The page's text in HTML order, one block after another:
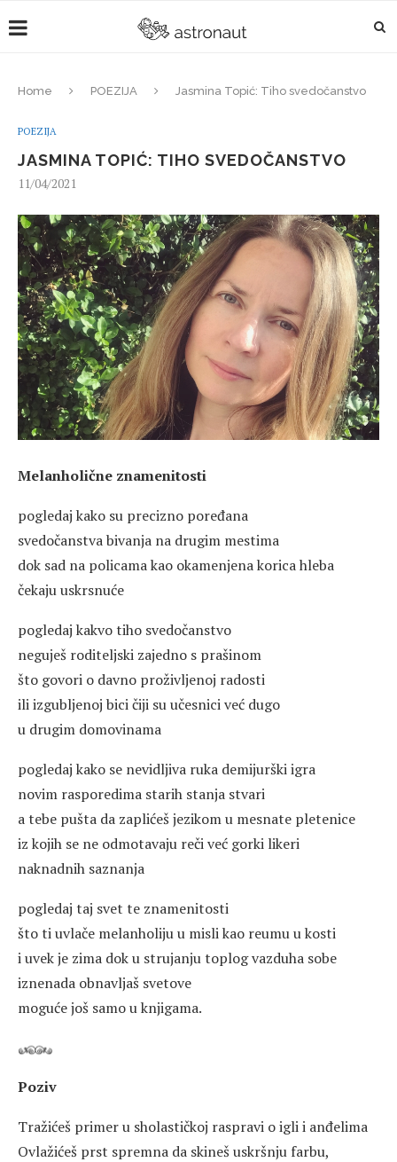
Home POEZIJA Jasmina Topić: Tiho svedočanstvo
POEZIJA
JASMINA TOPIĆ: TIHO SVEDOČANSTVO
11/04/2021
Melanholične znamenitosti
pogledaj kako su precizno poređana
svedočanstva bivanja na drugim mestima
dok sad na policama kao okamenjena korica hleba
čekaju uskrsnuće
pogledaj kakvo tiho svedočanstvo
neguješ roditeljski zajedno s prašinom
što govori o davno proživljenoj radosti
ili izgubljenoj bici čiji su učesnici već dugo
u drugim domovinama
pogledaj kako se nevidljiva ruka demijurški igra
novim rasporedima starih stanja stvari
a tebe pušta da zaplićeš jezikom u mesnate pletenice
iz kojih se ne odmotavaju reči već gorki likeri
naknadnih saznanja
pogledaj taj svet te znamenitosti
što ti uvlače melanholiju u misli kao reumu u kosti
i uvek je zima dok u strujanju toplog vazduha sobe
iznenada obnavljaš svetove
moguće još samo u knjigama.
Poziv
Tražićeš primer u sholastičkoj raspravi o igli i anđelima
Ovlažićeš prst spremna da skineš uskršnju farbu,